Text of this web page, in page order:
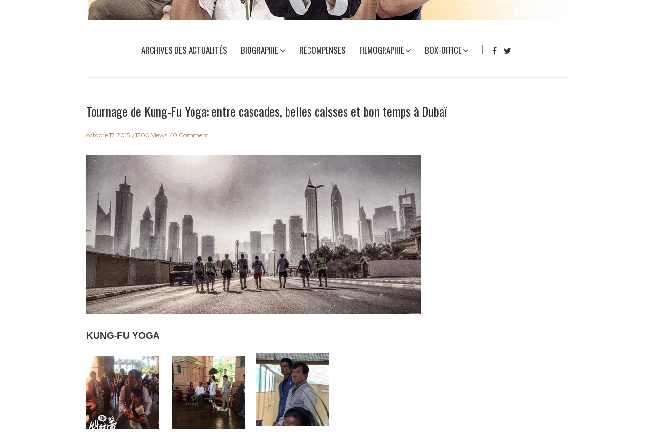
ARCHIVES DES ACTUALITÉS BIOGRAPHIE RÉCOMPENSES FILMOGRAPHIE BOX-OFFICE
Tournage de Kung-Fu Yoga: entre cascades, belles caisses et bon temps à Dubaï
octobre 17, 2015 1300 Views 0 Comment
KUNG-FU YOGA